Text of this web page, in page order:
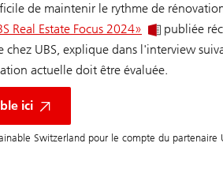
de maintenir le rythme de
Real Estate Focus 2024»
publiée
chez UBS, explique dans l'interview
actuelle doit être évaluée.
ici
Switzerland pour le compte du partenaire